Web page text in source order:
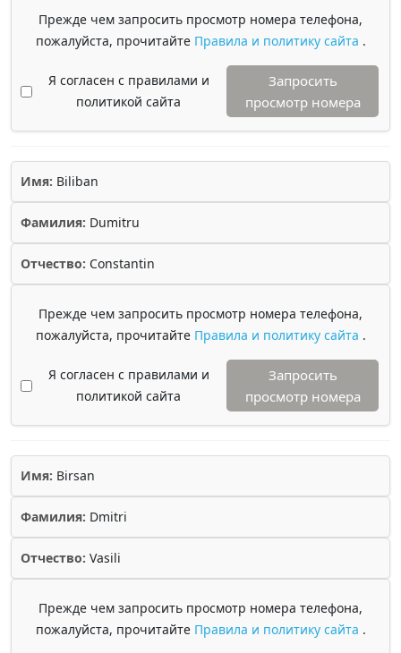
Прежде чем запросить просмотр номера телефона,
пожалуйста, прочитайте Правила и политику сайта .
Я согласен с правилами и
политикой сайта
Запросить
просмотр номера
Имя: Biliban
Фамилия: Dumitru
Отчество: Constantin
Прежде чем запросить просмотр номера телефона,
пожалуйста, прочитайте Правила и политику сайта .
Я согласен с правилами и
политикой сайта
Запросить
просмотр номера
Имя: Birsan
Фамилия: Dmitri
Отчество: Vasili
Прежде чем запросить просмотр номера телефона,
пожалуйста, прочитайте Правила и политику сайта .